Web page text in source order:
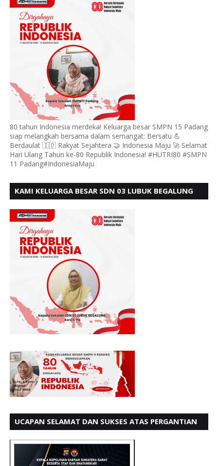
BERDAULAT
80 tahun Indonesia merdeka! Keluarga besar SMPN 15 Padang
siap melangkah bersama dalam semangat: Bersatu 💪
Berdaulat 🇮🇩 Rakyat Sejahtera 🤝 Indonesia Maju 🚀 Selamat
Hari Ulang Tahun ke-80 Republik Indonesia! #HUTRI80 #SMPN
11 Padang#IndonesiaMaju
KAMI KELUARGA BESAR SDN 03 LUBUK BEGALUNG
UCAPAN SELAMAT DAN SUKSES ATAS PERGANTIAN